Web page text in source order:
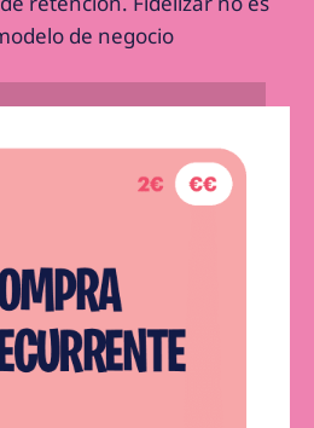
de negocio